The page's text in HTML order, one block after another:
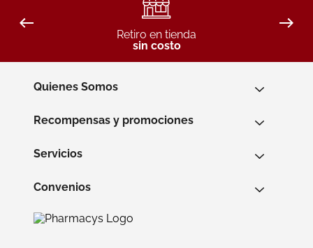
Retiro en tienda
sin costo
Quienes Somos
Recompensas y promociones
Servicios
Convenios